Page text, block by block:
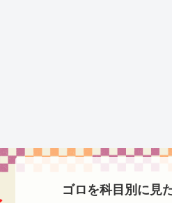
ゴロを科目別に見